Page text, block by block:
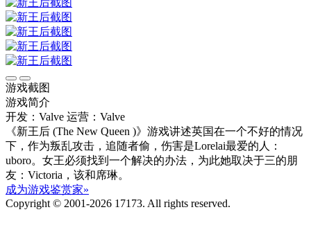
游戏截图
游戏简介
开发：Valve 运营：Valve
《新王后 (The New Queen )》游戏讲述英国在一个不好的情况
下，作为叛乱攻击，追随者偷，伤害是Lorelai最爱的人：
uboro。女王必须找到一个解决的办法，为此她取决于三的朋
友：Victoria，该和席琳。
成为游戏鉴赏家»
Copyright © 2001-2026 17173. All rights reserved.